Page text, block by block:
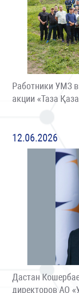
Работники УМЗ
акции «Таза
12.06.2026
Дастан
директоров АО